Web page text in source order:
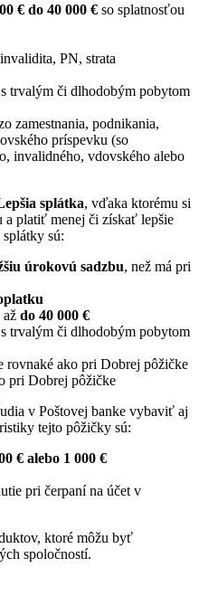
€ do 40 000 € so splatnosťou
PN, strata
s trvalým či dlhodobým pobytom
zamestnania, podnikania,
príspevku (so
invalidného, vdovského alebo
splátka, vďaka ktorému si
platiť menej či získať lepšie
sú:
úrokovú sadzbu, než má pri
do 40 000 €
s trvalým či dlhodobým pobytom
rovnaké ako pri Dobrej pôžičke
pri Dobrej pôžičke
v Poštovej banke vybaviť aj
tejto pôžičky sú:
€ alebo 1 000 €
pri čerpaní na účet v
ktoré môžu byť
spoločností.